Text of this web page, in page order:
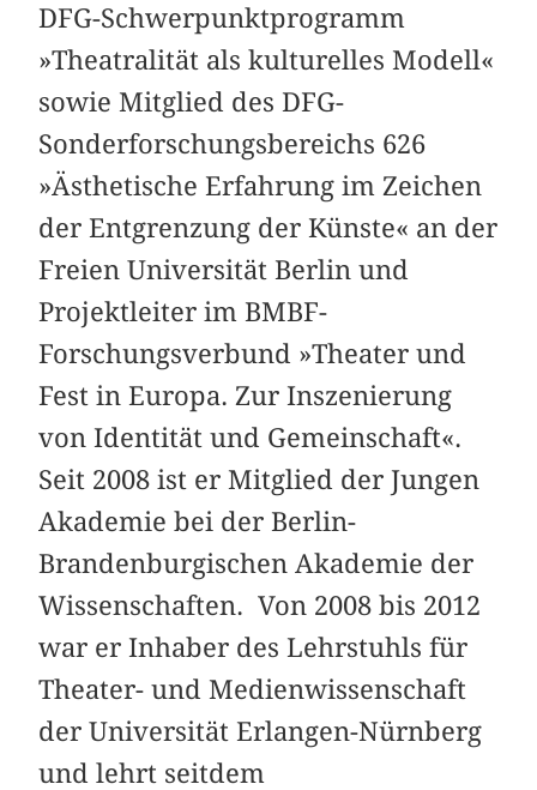
DFG-Schwerpunktprogramm
»Theatralität als kulturelles Modell«
sowieMitglied des DFG-
Sonderforschungsbereichs 626
»Ästhetische Erfahrung im Zeichen
der Entgrenzung der Künste« an der
Freien Universität Berlin und
Projektleiter im BMBF-
Forschungsverbund »Theater und
Fest in Europa. Zur Inszenierung
von Identität und Gemeinschaft«.
Seit 2008 ist erMitglied der Jungen
Akademie bei der Berlin-
Brandenburgischen Akademie der
Wissenschaften. Von 2008 bis 2012
war er Inhaber des Lehrstuhlsfür
Theater- und Medienwissenschaft
der Universität Erlangen-Nürnberg
und lehrt seitdem